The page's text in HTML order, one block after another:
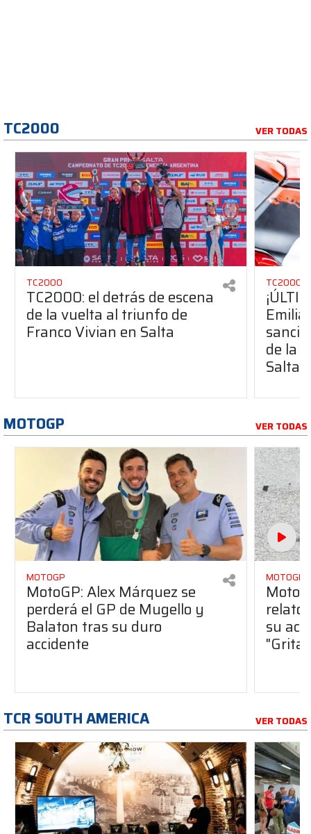
TC2000 VER TODAS
TC2000
TC2000: el detrás de escena
de la vuelta al triunfo de
Franco Vivian en Salta
TC2000
de la
Salta
MOTOGP VER TODAS
MOTOGP
MotoGP: Alex Márquez se
perderá el GP de Mugello y
Balaton tras su duro
accidente
MOTOGP
relato
su
TCR SOUTH AMERICA VER TODAS